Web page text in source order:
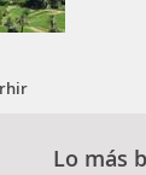
Lo más